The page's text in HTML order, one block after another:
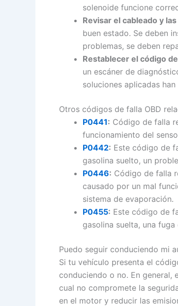
solenoide funcione
Revisar el cableado y
buen estado. Se deben
problemas, se deben
Restablecer el código
un escáner de
soluciones aplicadas
Otros códigos de falla OBD
P0441: Código de falla
funcionamiento del
P0442: Este código de
gasolina suelto, un
P0446: Código de falla
causado por un mal
sistema de evaporación.
P0455: Este código de
gasolina suelta, una
Puedo seguir conduciendo mi
Si tu vehículo presenta el
conduciendo o no. En
cual no compromete la
en el motor y reducir las